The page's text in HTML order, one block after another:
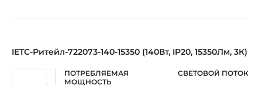
IETC-Ритейл-722073-140-15350 (140Вт, IP20, 15350Лм, 3К)